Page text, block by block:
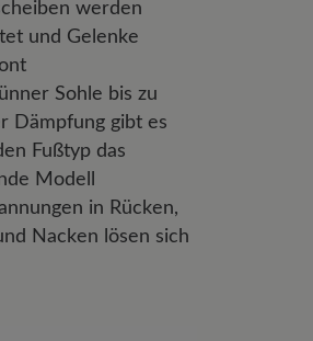
werden
und Gelenke
Sohle bis zu
Dämpfung gibt es
Fußtyp das
Modell
in Rücken,
Nacken lösen sich